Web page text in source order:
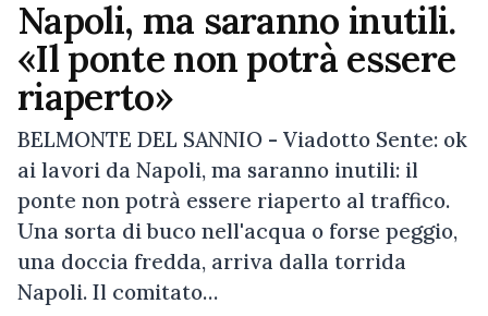
Napoli, ma saranno inutili.
«Il ponte non potrà essere
riaperto»
BELMONTE DEL SANNIO - Viadotto Sente: ok
ai lavori da Napoli, ma saranno inutili: il
ponte non potrà essere riaperto al traffico.
Una sorta di buco nell'acqua o forse peggio,
una doccia fredda, arriva dalla torrida
Napoli. Il comitato…